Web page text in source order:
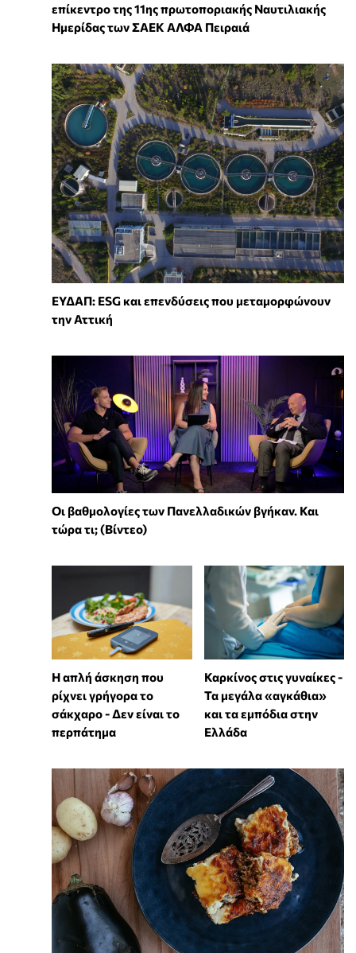
επίκεντρο της 11ης πρωτοποριακής Ναυτιλιακής
Ημερίδας των ΣΑΕΚ ΑΛΦΑ Πειραιά
ΕΥΔΑΠ: ESG και επενδύσεις που μεταμορφώνουν
την Αττική
Οι βαθμολογίες των Πανελλαδικών βγήκαν. Και
τώρα τι; (Βίντεο)
Η απλή άσκηση που
ρίχνει γρήγορα το
σάκχαρο - Δεν είναι το
περπάτημα
Καρκίνος στις γυναίκες -
Τα μεγάλα «αγκάθια»
και τα εμπόδια στην
Ελλάδα